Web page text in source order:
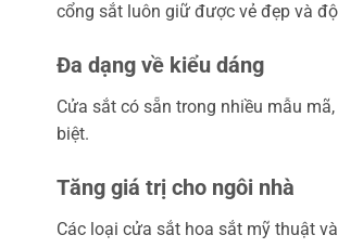
cổng sắt luôn giữ được vẻ đẹp và
Đa dạng về kiểu dáng
Cửa sắt có sẵn trong nhiều mẫu
biệt.
Tăng giá trị cho ngôi nhà
Các loại cửa sắt hoa sắt mỹ thuật